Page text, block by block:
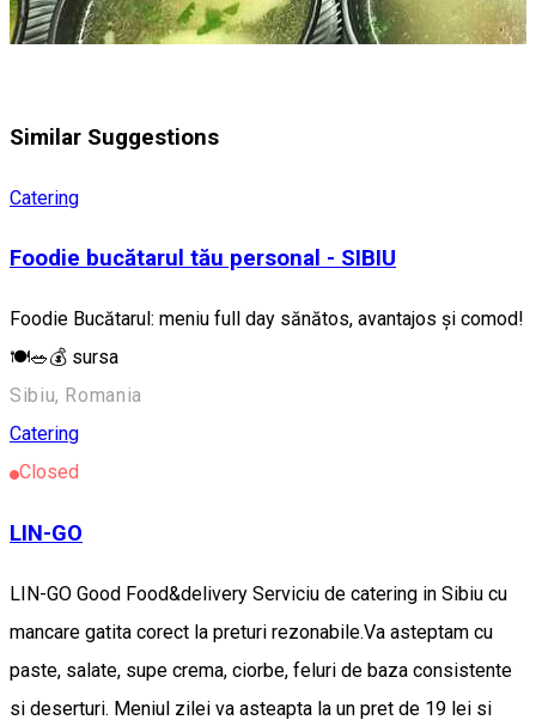
Similar Suggestions
Catering
Foodie bucătarul tău personal - SIBIU
Foodie Bucătarul: meniu full day sănătos, avantajos și comod!
🍽️🥗💰 sursa
Sibiu, Romania
Catering
Closed
LIN-GO
LIN-GO Good Food&delivery Serviciu de catering in Sibiu cu
mancare gatita corect la preturi rezonabile.Va asteptam cu
paste, salate, supe crema, ciorbe, feluri de baza consistente
si deserturi. Meniul zilei va asteapta la un pret de 19 lei si